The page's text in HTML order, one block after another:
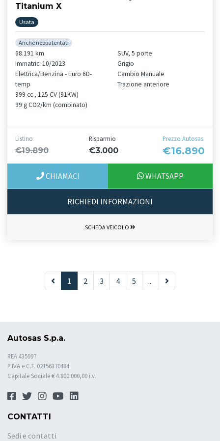
Titanium X
Usata
Anche neopatentati
68.191 km
Immatric. 10/2023
Elettrica/Benzina - Euro 6D-
temp
999 cc , 125 CV (91KW)
99 g CO2/km (combinato)
SUV, 5 porte
Grigio
Cambio Manuale
Trazione anteriore
Listino
€19.890
Risparmio
€3.000
Prezzo Autosas
€16.890
CHIAMACI WHATSAPP
RICHIEDI INFORMAZIONI
SCHEDA VEICOLO
1 2 3 4 5 ...
Autosas S.p.a.
REA 435997
P.IVA e C.F. 02156370484
Capitale Sociale € 4.800.000,00 i.v.
CONTATTI
Sedi e contatti